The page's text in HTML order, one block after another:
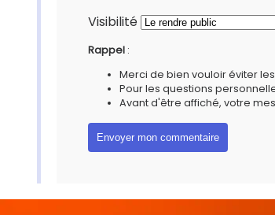
Visibilité
Rappel :
Merci de bien vouloir éviter
Pour les questions
Avant d'être affiché, votre